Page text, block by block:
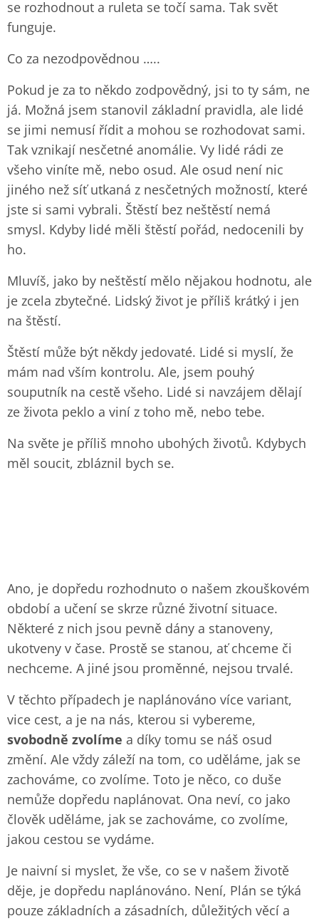
se rozhodnout a ruleta se točí sama. Tak svět
funguje.
Co za nezodpovědnou …..
Pokud je za to někdo zodpovědný, jsi to ty sám, ne
já. Možná jsem stanovil základní pravidla, ale lidé
se jimi nemusí řídit a mohou se rozhodovat sami.
Tak vznikají nesčetné anomálie. Vy lidé rádi ze
všeho viníte mě, nebo osud. Ale osud není nic
jiného než síť utkaná z nesčetných možností, které
jste si sami vybrali. Štěstí bez neštěstí nemá
smysl. Kdyby lidé měli štěstí pořád, nedocenili by
ho.
Mluvíš, jako by neštěstí mělo nějakou hodnotu, ale
je zcela zbytečné. Lidský život je příliš krátký i jen
na štěstí.
Štěstí může být někdy jedovaté. Lidé si myslí, že
mám nad vším kontrolu. Ale, jsem pouhý
souputník na cestě všeho. Lidé si navzájem dělají
ze života peklo a viní z toho mě, nebo tebe.
Na světe je příliš mnoho ubohých životů. Kdybych
měl soucit, zbláznil bych se.
Ano, je dopředu rozhodnuto o našem zkouškovém
období a učení se skrze různé životní situace.
Některé z nich jsou pevně dány a stanoveny,
ukotveny v čase. Prostě se stanou, ať chceme či
nechceme. A jiné jsou proměnné, nejsou trvalé.
V těchto případech je naplánováno více variant,
vice cest, a je na nás, kterou si vybereme,
svobodně zvolíme a díky tomu se náš osud
změní. Ale vždy záleží na tom, co uděláme, jak se
zachováme, co zvolíme. Toto je něco, co duše
nemůže dopředu naplánovat. Ona neví, co jako
člověk uděláme, jak se zachováme, co zvolíme,
jakou cestou se vydáme.
Je naivní si myslet, že vše, co se v našem životě
děje, je dopředu naplánováno. Není, Plán se týká
pouze základních a zásadních, důležitých věcí a